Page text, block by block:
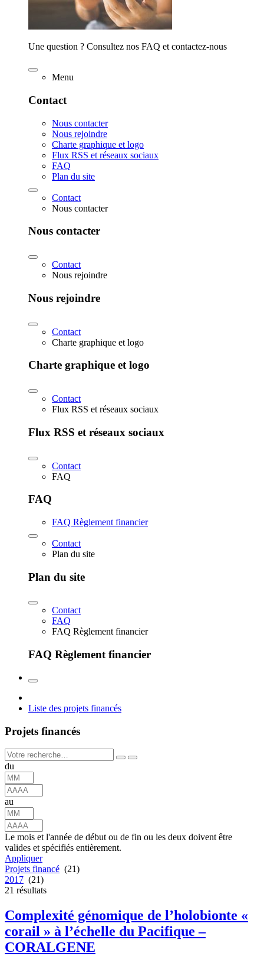
Une question ? Consultez nos FAQ et contactez-nous
Menu
Contact
Nous contacter
Nous rejoindre
Charte graphique et logo
Flux RSS et réseaux sociaux
FAQ
Plan du site
Contact
Nous contacter
Nous contacter
Contact
Nous rejoindre
Nous rejoindre
Contact
Charte graphique et logo
Charte graphique et logo
Contact
Flux RSS et réseaux sociaux
Flux RSS et réseaux sociaux
Contact
FAQ
FAQ
FAQ Règlement financier
Contact
Plan du site
Plan du site
Contact
FAQ
FAQ Règlement financier
FAQ Règlement financier
Liste des projets financés
Projets financés
du
au
Le mois et l'année de début ou de fin ou les deux doivent être
valides et spécifiés entièrement.
Appliquer
Projets financé (21)
2017 (21)
21 résultats
Complexité génomique de l’holobionte «
corail » à l’échelle du Pacifique –
CORALGENE